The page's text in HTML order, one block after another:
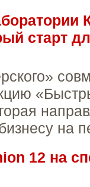
старт
на
12 на